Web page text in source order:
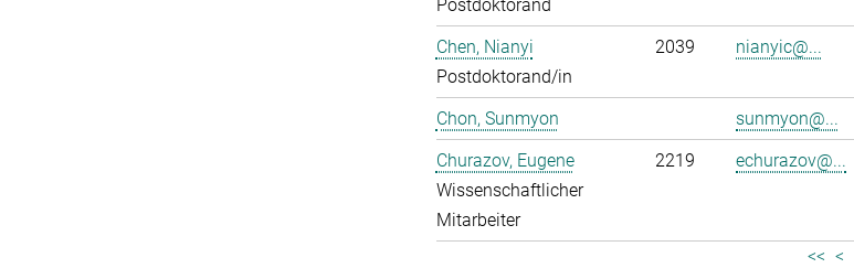
Postdoktorand
Chen, Nianyi
Postdoktorand/in
2039 nianyic@...
Chon, Sunmyon sunmyon@...
Churazov, Eugene
Wissenschaftlicher
Mitarbeiter
2219 echurazov@...
<< <